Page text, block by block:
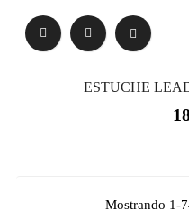
ESTUCHE
Mostrando 1-